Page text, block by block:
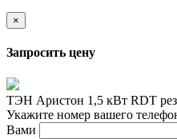
×
Запросить цену
ТЭН Аристон 1,5 кВт RDT
Укажите номер вашего
Вами